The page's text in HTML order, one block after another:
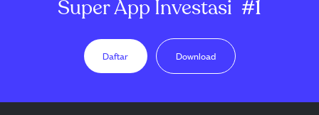
Super App Investasi #1
Daftar Download